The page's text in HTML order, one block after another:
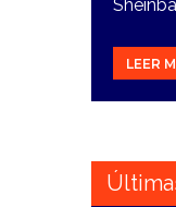
LEER